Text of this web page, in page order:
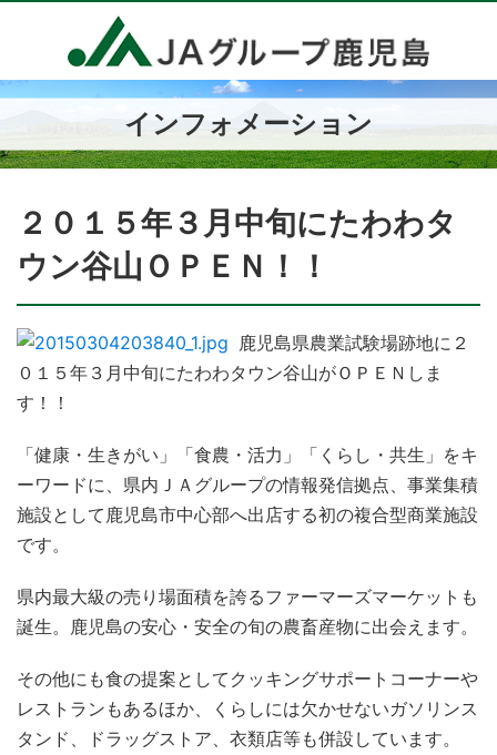
インフォメーション
２０１５年３月中旬にたわわタ
ウン谷山ＯＰＥＮ！！
鹿児島県農業試験場跡地に２
０１５年３月中旬にたわわタウン谷山がＯＰＥＮしま
す！！
「健康・生きがい」「食農・活力」「くらし・共生」をキ
ーワードに、県内ＪＡグループの情報発信拠点、事業集積
施設として鹿児島市中心部へ出店する初の複合型商業施設
です。
県内最大級の売り場面積を誇るファーマーズマーケットも
誕生。鹿児島の安心・安全の旬の農畜産物に出会えます。
その他にも食の提案としてクッキングサポートコーナーや
レストランもあるほか、くらしには欠かせないガソリンス
タンド、ドラッグストア、衣類店等も併設しています。